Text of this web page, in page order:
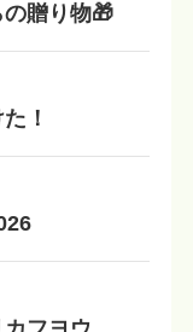
贈り物🎁
！